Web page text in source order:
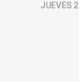
JUEVES